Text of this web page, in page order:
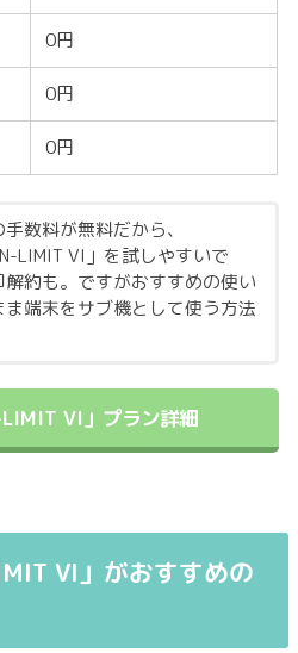
0円
0円
0円
数料が無料だから、
LIMIT VI」を試しやすいで
約も。ですがおすすめの使い
端末をサブ機として使う方法
VI」プラン詳細
VI」 がおすすめの